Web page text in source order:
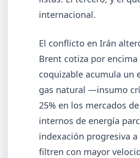
hacia la minería y la energía.
internacional.
El conflicto en Irán
Brent cotiza por
coquizable acumula un
gas natural —insumo
25% en los mercados
internos de energía
indexación progresiva
filtren con mayor